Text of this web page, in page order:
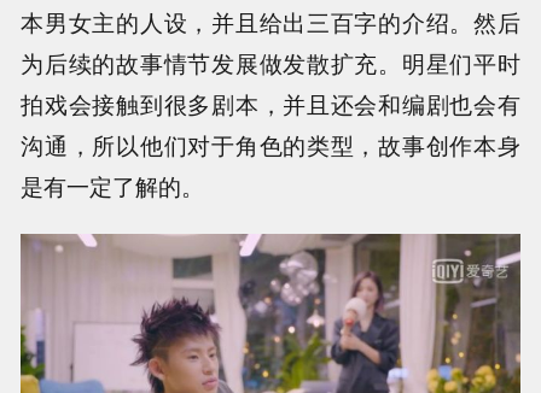
本男女主的人设，并且给出三百字的介绍。然后
为后续的故事情节发展做发散扩充。明星们平时
拍戏会接触到很多剧本，并且还会和编剧也会有
沟通，所以他们对于角色的类型，故事创作本身
是有一定了解的。